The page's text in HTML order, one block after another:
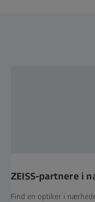
ZEISS-partnere i
Find en optiker i